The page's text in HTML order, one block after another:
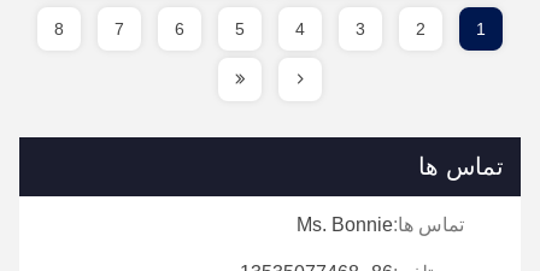
1
2
3
4
5
6
7
8
تماس ها
تماس ها:Ms. Bonnie